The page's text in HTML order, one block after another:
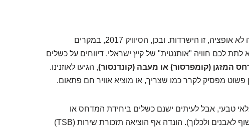
אצלנו, במזרח התיכון, מזגן ברכב זה לא אופציה, זו הישרדות. ובכן, הסיוויק 2017, במקרים
לתת לכם חוויה "אותנטית" של קיץ ישראלי. דיווחים על כשלים
המזגן (קומפרסור) או מעבה (קונדנסור), הגיעו לאוזנינו.
מפסיק לקרר כמו שצריך, או מוציא אוויר חם פתאום.
טבעי, אבל לעיתים ישנם כשלים ביחידת המדחס או
במעבה (שנמצא בקדמת הרכב וחשוף לאבנים ולכלוך). הונדה אף הוציאה תזכורת שירות (TSB)